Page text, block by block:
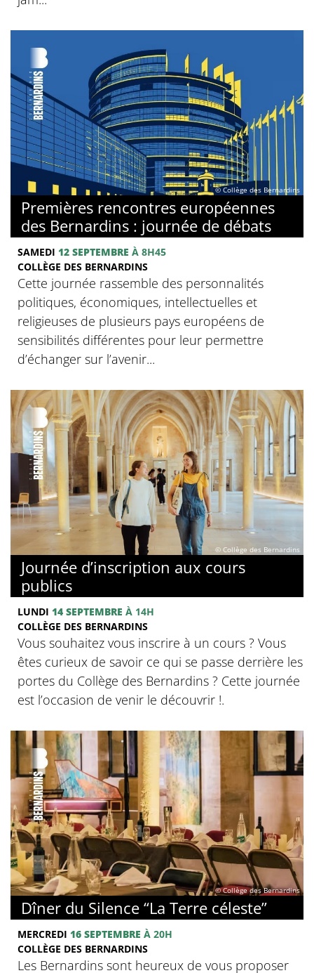
© Collège des Bernardins
Premières rencontres européennes
des Bernardins : journée de débats
SAMEDI 12 SEPTEMBRE À 8H45
COLLÈGE DES BERNARDINS
Cette journée rassemble des personnalités
politiques, économiques, intellectuelles et
religieuses de plusieurs pays européens de
sensibilités différentes pour leur permettre
d’échanger sur l’avenir...
© Collège des Bernardins
Journée d’inscription aux cours
publics
LUNDI 14 SEPTEMBRE À 14H
COLLÈGE DES BERNARDINS
Vous souhaitez vous inscrire à un cours ? Vous
êtes curieux de savoir ce qui se passe derrière les
portes du Collège des Bernardins ? Cette journée
est l’occasion de venir le découvrir !.
© Collège des Bernardins
Dîner du Silence “La Terre céleste”
MERCREDI 16 SEPTEMBRE À 20H
COLLÈGE DES BERNARDINS
Les Bernardins sont heureux de vous proposer